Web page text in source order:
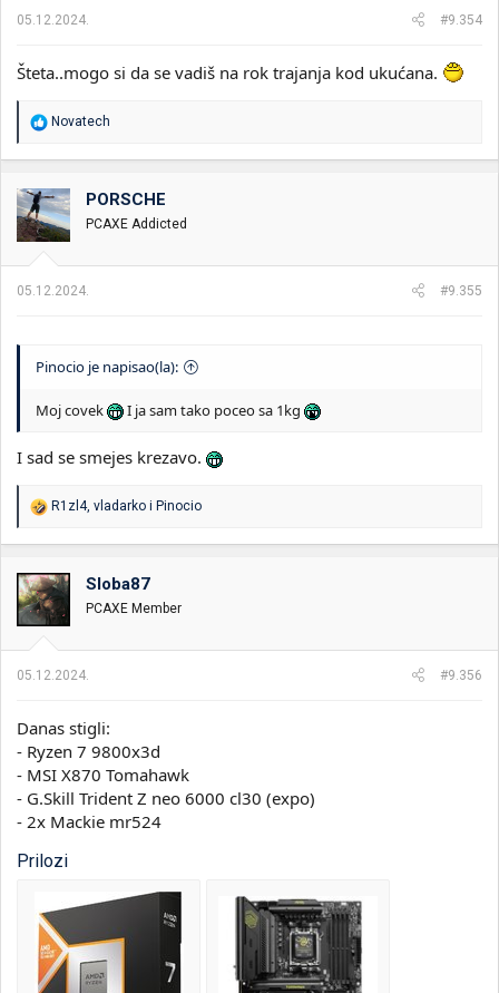
:
05.12.2024. #9.354
Šteta..mogo si da se vadiš na rok trajanja kod ukućana.
R
o
v
a
n
:
Novatech
PORSCHE
PCAXE Addicted
05.12.2024. #9.355
Pinocio je napisao(la):
Moj covek I ja sam tako poceo sa 1kg
I sad se smejes krezavo.
R
o
v
a
n
:
R1zl4, vladarko i Pinocio
Sloba87
PCAXE Member
05.12.2024. #9.356
Danas stigli:
- Ryzen 7 9800x3d
- MSI X870 Tomahawk
- G.Skill Trident Z neo 6000 cl30 (expo)
- 2x Mackie mr524
Prilozi